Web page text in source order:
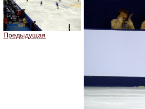
Предыдущая